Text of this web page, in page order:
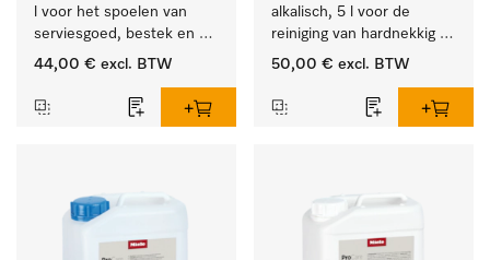
l voor het spoelen van
serviesgoed, bestek en
ideaal voor glazen.
44,00 € excl. BTW
alkalisch, 5 l voor de
reiniging van hardnekkig
vuil op serviesgoed,
50,00 € excl. BTW